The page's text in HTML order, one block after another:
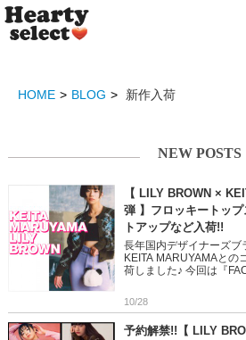
HOME BLOG 新作入荷
NEW POSTS
【 LILY BROWN ×
弾 】フロッキートッ
トアップなど入荷!!
長年国内デザイナーズ
KEITA MARUYAMAとの
荷しました♪ 今回は『
[…]
10/28
予約解禁!!【 LILY